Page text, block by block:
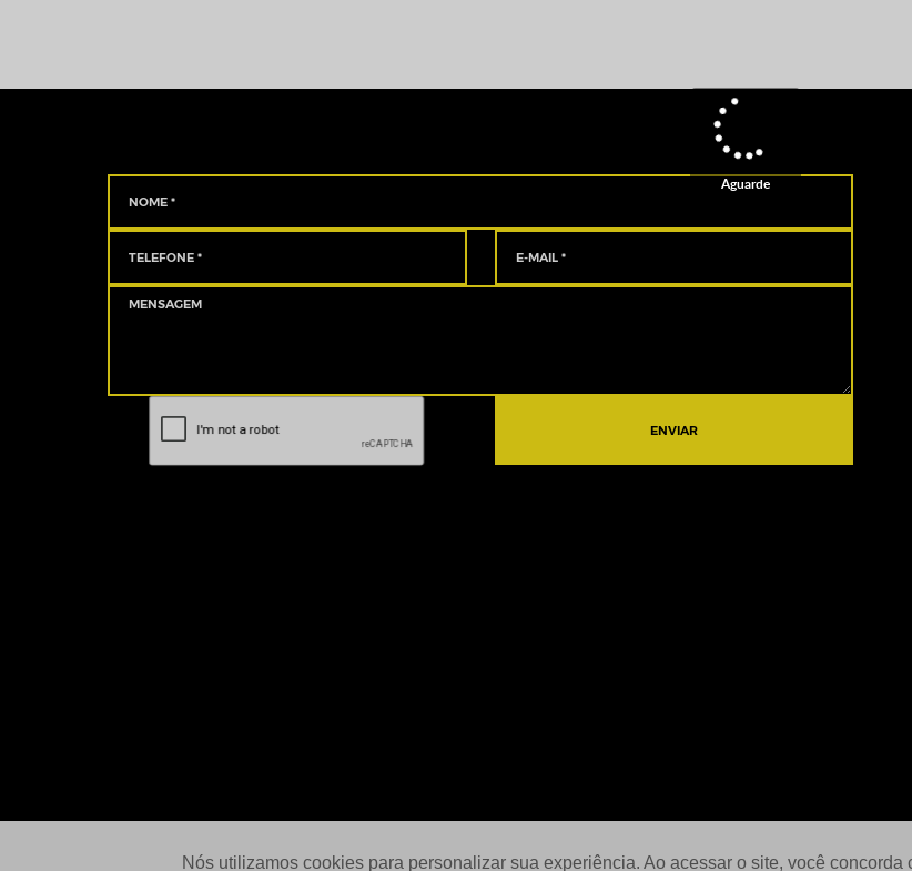
ENVIAR
Aguarde
Nós utilizamos cookies para personalizar sua experiência. Ao acessar o site, você concorda